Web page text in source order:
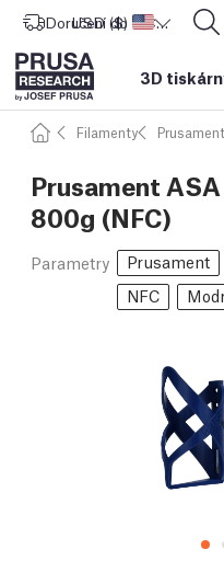
Doručení do Spojené
USD ($) CORE One L: Nyní skladem!
3D
Filamenty Prusament
Prusament
800g (NFC)
Parametry Prusament
NFC